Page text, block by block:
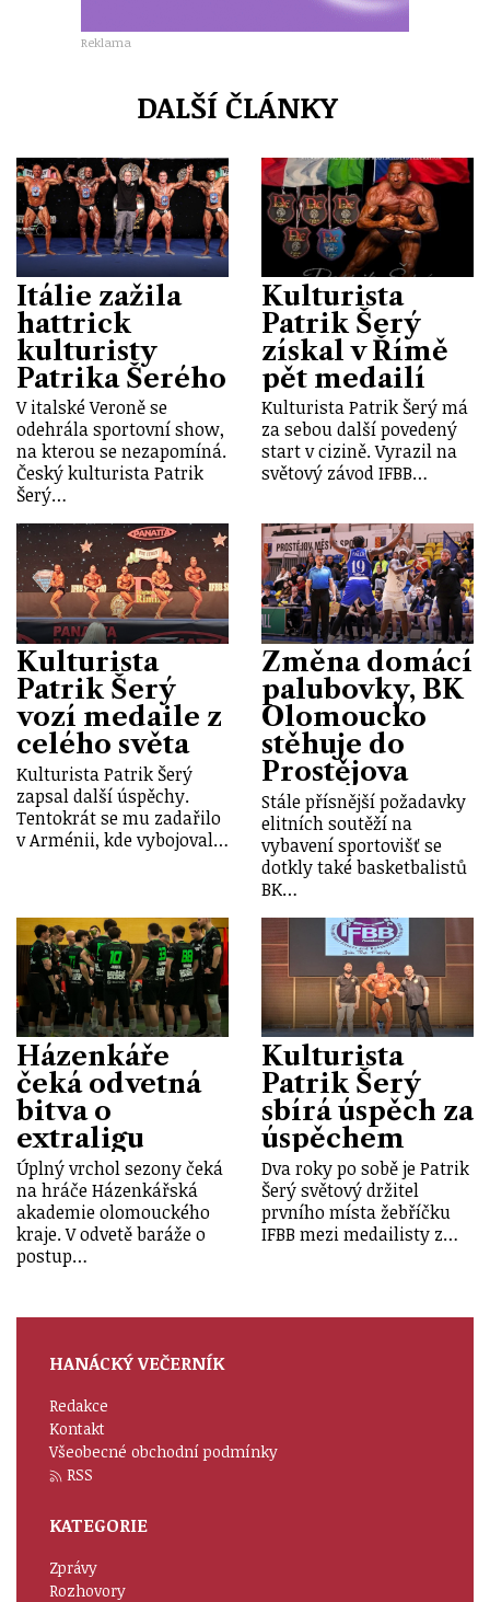
Reklama
DALŠÍ ČLÁNKY
Itálie zažila
hattrick
kulturisty
Patrika Šerého
V italské Veroně se
odehrála sportovní show,
na kterou se nezapomíná.
Český kulturista Patrik
Šerý…
Kulturista
Patrik Šerý
získal v Římě
pět medailí
Kulturista Patrik Šerý má
za sebou další povedený
start v cizině. Vyrazil na
světový závod IFBB…
Kulturista
Patrik Šerý
vozí medaile z
celého světa
Kulturista Patrik Šerý
zapsal další úspěchy.
Tentokrát se mu zadařilo
v Arménii, kde vybojoval…
Změna domácí
palubovky, BK
Olomoucko
stěhuje do
Prostějova
Stále přísnější požadavky
elitních soutěží na
vybavení sportovišť se
dotkly také basketbalistů
BK…
Házenkáře
čeká odvetná
bitva o
extraligu
Úplný vrchol sezony čeká
na hráče Házenkářská
akademie olomouckého
kraje. V odvetě baráže o
postup…
Kulturista
Patrik Šerý
sbírá úspěch za
úspěchem
Dva roky po sobě je Patrik
Šerý světový držitel
prvního místa žebříčku
IFBB mezi medailisty z…
HANÁCKÝ VEČERNÍK
Redakce
Kontakt
Všeobecné obchodní podmínky
RSS
KATEGORIE
Zprávy
Rozhovory